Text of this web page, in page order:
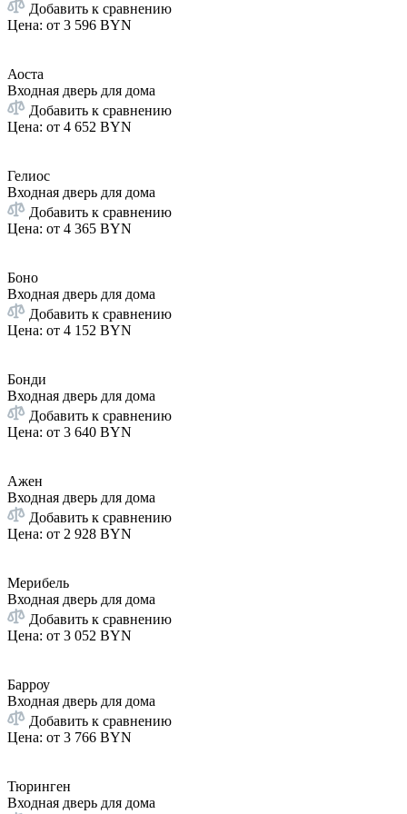
Добавить к сравнению
Цена: от 3 596 BYN
Аоста
Входная дверь для дома
Добавить к сравнению
Цена: от 4 652 BYN
Гелиос
Входная дверь для дома
Добавить к сравнению
Цена: от 4 365 BYN
Боно
Входная дверь для дома
Добавить к сравнению
Цена: от 4 152 BYN
Бонди
Входная дверь для дома
Добавить к сравнению
Цена: от 3 640 BYN
Ажен
Входная дверь для дома
Добавить к сравнению
Цена: от 2 928 BYN
Мерибель
Входная дверь для дома
Добавить к сравнению
Цена: от 3 052 BYN
Барроу
Входная дверь для дома
Добавить к сравнению
Цена: от 3 766 BYN
Тюринген
Входная дверь для дома